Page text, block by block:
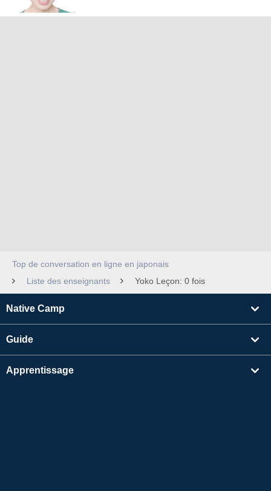
Top de conversation en ligne en japonais
Liste des enseignants
Yoko Leçon: 0 fois
Native Camp
Guide
Apprentissage